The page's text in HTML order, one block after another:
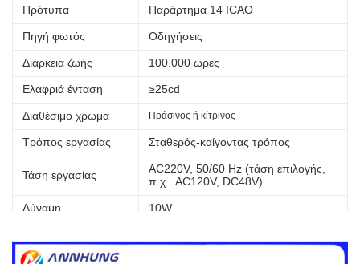
Πρότυπα Παράρτημα 14 ICAO
Πηγή φωτός Οδηγήσεις
Διάρκεια ζωής 100.000 ώρες
Ελαφριά ένταση ≥25cd
Διαθέσιμο χρώμα Πράσινος ή κίτρινος
Τρόπος εργασίας Σταθερός-καίγοντας τρόπος
Τάση εργασίας
AC220V, 50/60 Hz (τάση επιλογής,
π.χ. .AC120V, DC48V)
Δύναμη 10W